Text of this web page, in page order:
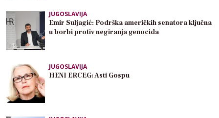
JUGOSLAVIJA
Emir Suljagić: Podrška američkih senatora ključna
u borbi protiv negiranja genocida
JUGOSLAVIJA
HENI ERCEG: Asti Gospu